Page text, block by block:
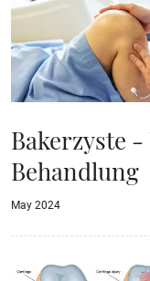
Bakerzyste
Behandlung
May 2024